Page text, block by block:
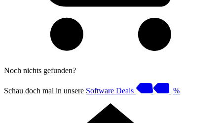
Noch nichts gefunden?
Schau doch mal in unsere Software Deals %